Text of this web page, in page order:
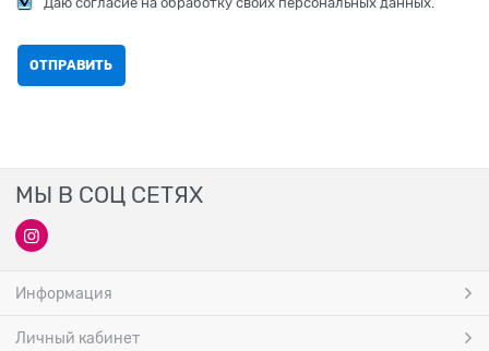
МЫ В СОЦ СЕТЯХ
Информация
Личный кабинет